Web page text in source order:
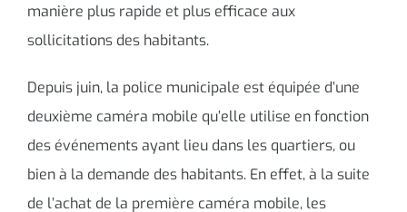
manière plus rapide et plus efficace aux
sollicitations des habitants.
Depuis juin, la police municipale est équipée d’une
deuxième caméra mobile qu’elle utilise en fonction
des événements ayant lieu dans les quartiers, ou
bien à la demande des habitants. En effet, à la suite
de l’achat de la première caméra mobile, les